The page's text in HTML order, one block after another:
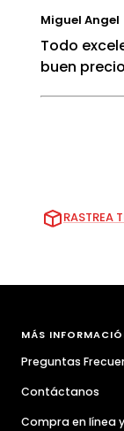
Miguel Angel
Todo
buen
RASTREA
MÁS
Preguntas
Contáctanos
Compra en línea